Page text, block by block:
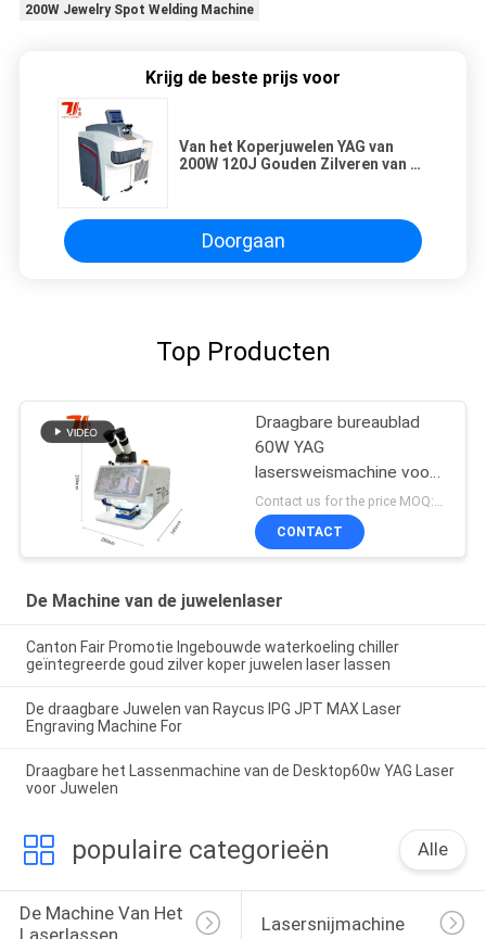
200W Jewelry Spot Welding Machine
Krijg de beste prijs voor
Van het Koperjuwelen YAG van
200W 120J Gouden Zilveren van de
Doorgaan
Top Producten
Draagbare bureaublad
60W YAG
lasersweismachine voor
sieraden met
waterkoeling
Contact us for the price MOQ:1 set
CONTACT
De Machine van de juwelenlaser
Canton Fair Promotie Ingebouwde waterkoeling chiller
geïntegreerde goud zilver koper juwelen laser lassen
De draagbare Juwelen van Raycus IPG JPT MAX Laser
Engraving Machine For
Draagbare het Lassenmachine van de Desktop60w YAG Laser
voor Juwelen
populaire categorieën Alle
De Machine Van Het
Lasersnijmachine